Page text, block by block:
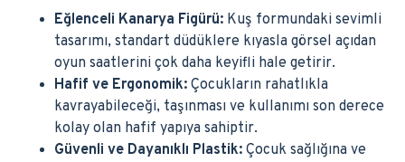
Eğlenceli Kanarya Figürü: Kuş formundaki sevimli
tasarımı, standart düdüklere kıyasla görsel açıdan
oyun saatlerini çok daha keyifli hale getirir.
Hafif ve Ergonomik: Çocukların rahatlıkla
kavrayabileceği, taşınması ve kullanımı son derece
kolay olan hafif yapıya sahiptir.
Güvenli ve Dayanıklı Plastik: Çocuk sağlığına ve